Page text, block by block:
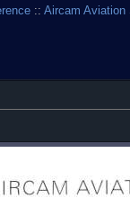
::Aircam Aviation